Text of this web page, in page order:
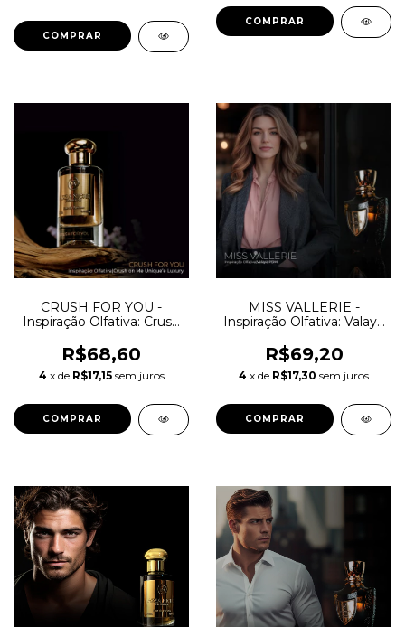
COMPRAR
COMPRAR
CRUSH FOR YOU -
Inspiração Olfativa: Crush
R$68,60
4 x de R$17,15 sem juros
COMPRAR
MISS VALLERIE -
Inspiração Olfativa: Valaya
R$69,20
4 x de R$17,30 sem juros
COMPRAR